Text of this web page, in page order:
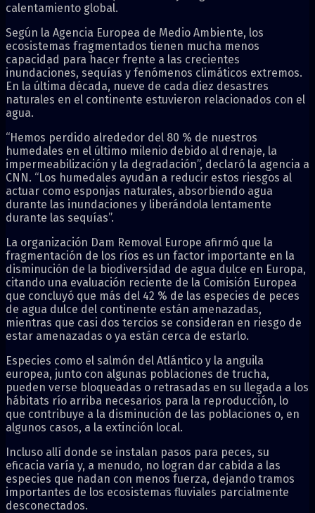
calentamiento global.
Según la Agencia Europea de Medio Ambiente, los
ecosistemas fragmentados tienen mucha menos
capacidad para hacer frente a las crecientes
inundaciones, sequías y fenómenos climáticos extremos.
En la última década, nueve de cada diez desastres
naturales en el continente estuvieron relacionados con el
agua.
“Hemos perdido alrededor del 80 % de nuestros
humedales en el último milenio debido al drenaje, la
impermeabilización y la degradación”, declaró la agencia a
CNN. “Los humedales ayudan a reducir estos riesgos al
actuar como esponjas naturales, absorbiendo agua
durante las inundaciones y liberándola lentamente
durante las sequías”.
La organización Dam Removal Europe afirmó que la
fragmentación de los ríos es un factor importante en la
disminución de la biodiversidad de agua dulce en Europa,
citando una evaluación reciente de la Comisión Europea
que concluyó que más del 42 % de las especies de peces
de agua dulce del continente están amenazadas,
mientras que casi dos tercios se consideran en riesgo de
estar amenazadas o ya están cerca de estarlo.
Especies como el salmón del Atlántico y la anguila
europea, junto con algunas poblaciones de trucha,
pueden verse bloqueadas o retrasadas en su llegada a los
hábitats río arriba necesarios para la reproducción, lo
que contribuye a la disminución de las poblaciones o, en
algunos casos, a la extinción local.
Incluso allí donde se instalan pasos para peces, su
eficacia varía y, a menudo, no logran dar cabida a las
especies que nadan con menos fuerza, dejando tramos
importantes de los ecosistemas fluviales parcialmente
desconectados.